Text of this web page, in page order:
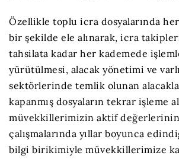
Özellikle toplu icra dosyalarında her
bir şekilde ele alınarak, icra
tahsilata kadar her kademede
yürütülmesi, alacak yönetimi ve
sektörlerinde temlik olunan
kapanmış dosyaların tekrar işleme
müvekkillerimizin aktif değerlerinin
çalışmalarında yıllar boyunca
bilgi birikimiyle müvekkillerimize